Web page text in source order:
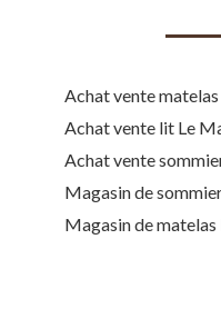
Achat vente
Achat vente lit Le
Achat vente
Magasin de
Magasin de